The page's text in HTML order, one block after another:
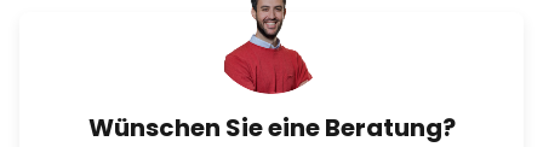
Wünschen Sie eine Beratung?